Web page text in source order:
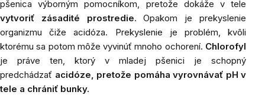
pšenica výborným pomocníkom, pretože dokáže v tele
vytvoriť zásadité prostredie. Opakom je prekyslenie
organizmu čiže acidóza. Prekyslenie je problém, kvôli
ktorému sa potom môže vyvinúť mnoho ochorení. Chlorofyl
je práve ten, ktorý v mladej pšenici je schopný
predchádzať acidóze, pretože pomáha vyrovnávať pH v
tele a chrániť bunky.